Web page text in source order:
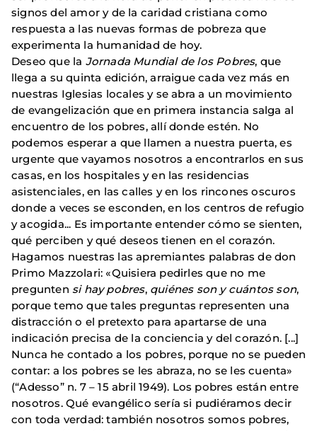
signos del amor y de la caridad cristiana como
respuesta a las nuevas formas de pobreza que
experimenta la humanidad de hoy.
Deseo que la Jornada Mundial de los Pobres, que
llega a su quinta edición, arraigue cada vez más en
nuestras Iglesias locales y se abra a un movimiento
de evangelización que en primera instancia salga al
encuentro de los pobres, allí donde estén. No
podemos esperar a que llamen a nuestra puerta, es
urgente que vayamos nosotros a encontrarlos en sus
casas, en los hospitales y en las residencias
asistenciales, en las calles y en los rincones oscuros
donde a veces se esconden, en los centros de refugio
y acogida... Es importante entender cómo se sienten,
qué perciben y qué deseos tienen en el corazón.
Hagamos nuestras las apremiantes palabras de don
Primo Mazzolari: «Quisiera pedirles que no me
pregunten si hay pobres, quiénes son y cuántos son,
porque temo que tales preguntas representen una
distracción o el pretexto para apartarse de una
indicación precisa de la conciencia y del corazón. [...]
Nunca he contado a los pobres, porque no se pueden
contar: a los pobres se les abraza, no se les cuenta»
(“Adesso” n. 7 – 15 abril 1949). Los pobres están entre
nosotros. Qué evangélico sería si pudiéramos decir
con toda verdad: también nosotros somos pobres,